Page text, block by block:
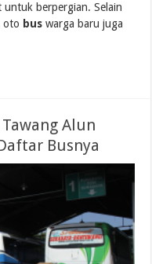
untuk berpergian. Selain
oto bus warga baru juga
Alun
Busnya